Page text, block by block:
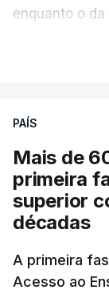
enquanto o
evolução das
posto de
A
Produtos
O Governo
PAÍS
Mais de
primeira
superior
décadas
A primeira
Acesso ao